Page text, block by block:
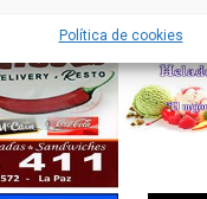
Política de cookies